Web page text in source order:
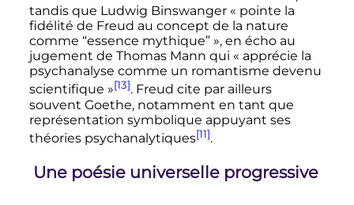
tandis que Ludwig Binswanger « pointe la
fidélité de Freud au concept de la nature
comme “essence mythique” », en écho au
jugement de Thomas Mann qui « apprécie la
psychanalyse comme un romantisme devenu
scientifique »[13]. Freud cite par ailleurs
souvent Goethe, notamment en tant que
représentation symbolique appuyant ses
théories psychanalytiques[11].
Une poésie universelle progressive